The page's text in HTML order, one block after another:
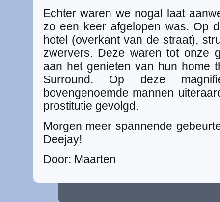
Echter waren we nogal laat
zo een keer afgelopen was. Op
hotel (overkant van de straat),
zwervers. Deze waren tot onze
aan het genieten van hun home
Surround. Op deze
bovengenoemde mannen
prostitutie gevolgd.
Morgen meer spannende
Deejay!
Door: Maarten